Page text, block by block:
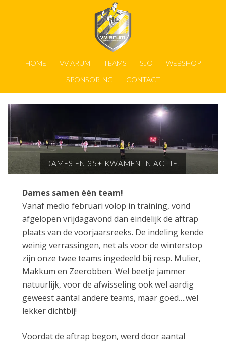
HOME VV ARUM TEAMS SJO
WEBSHOP
SPONSORING
CONTACT
DAMES EN 35+ KWAMEN IN ACTIE!
Dames samen één team!
Vanaf medio februari volop in training, vond
afgelopen vrijdagavond dan eindelijk de aftrap
plaats van de voorjaarsreeks. De indeling kende
weinig verrassingen, net als voor de winterstop
zijn onze twee teams ingedeeld bij resp. Mulier,
Makkum en Zeerobben. Wel beetje jammer
natuurlijk, voor de afwisseling ook wel aardig
geweest aantal andere teams, maar goed….wel
lekker dichtbij!
Voordat de aftrap begon, werd door aantal